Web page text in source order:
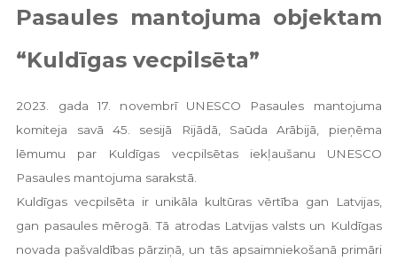
Pasaules mantojuma objektam
“Kuldīgas vecpilsēta”
2023. gada 17. novembrī UNESCO Pasaules mantojuma
komiteja savā 45. sesijā Rijādā, Saūda Arābijā, pieņēma
lēmumu par Kuldīgas vecpilsētas iekļaušanu UNESCO
Pasaules mantojuma sarakstā.
Kuldīgas vecpilsēta ir unikāla kultūras vērtība gan Latvijas,
gan pasaules mērogā. Tā atrodas Latvijas valsts un Kuldīgas
novada pašvaldības pārziņā, un tās apsaimniekošanā primāri